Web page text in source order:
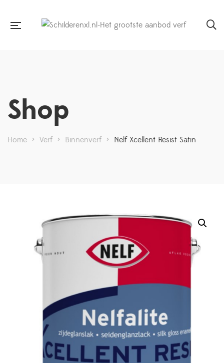
Shop
Home > Verf > Binnenverf > Nelf Xcellent Resist Satin